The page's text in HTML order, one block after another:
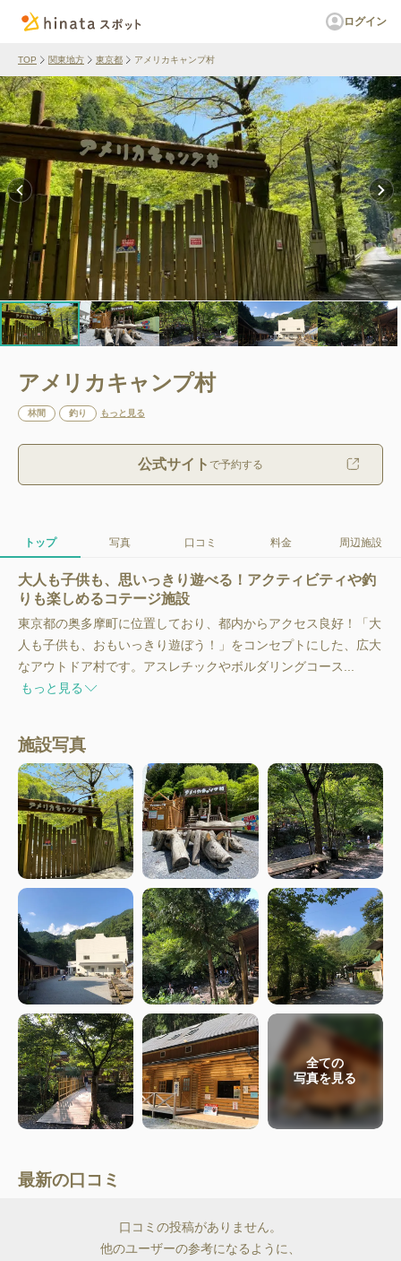
ログイン
TOP 関東地方 東京都 アメリカキャンプ村
アメリカキャンプ村
林間 釣り もっと見る
公式サイト で予約する
トップ 写真 口コミ 料金 周辺施設
大人も子供も、思いっきり遊べる！アクティビティや釣
りも楽しめるコテージ施設
東京都の奥多摩町に位置しており、都内からアクセス良好！「大
人も子供も、おもいっきり遊ぼう！」をコンセプトにした、広大
なアウトドア村です。アスレチックやボルダリングコース...
もっと見る
施設写真
全ての
写真を見る
最新の口コミ
口コミの投稿がありません。
他のユーザーの参考になるように、